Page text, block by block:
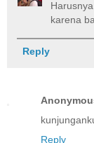
karena
Reply
Reply